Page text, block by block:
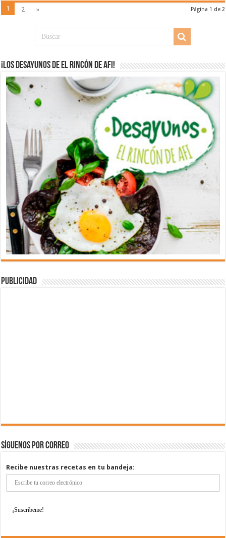
Página 1 de 2
1 2 »
¡Los desayunos de El Rincón de Afi!
Publicidad
Síguenos por correo
Recibe nuestras recetas en tu bandeja: